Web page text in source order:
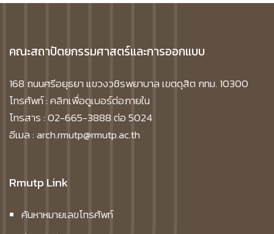
คณะสถาปัตยกรรมศาสตร์และการออกแบบ
168 ถนนศรีอยุธยา แขวงวชิรพยาบาล เขตดุสิต กทม. 10300
โทรศัพท์ :คลิกเพื่อดูเบอร์ต่อภายใน
โทรสาร : 02-665-3888 ต่อ 5024
อีเมล : arch.rmutp@rmutp.ac.th
Rmutp Link
ค้นหาหมายเลขโทรศัพท์